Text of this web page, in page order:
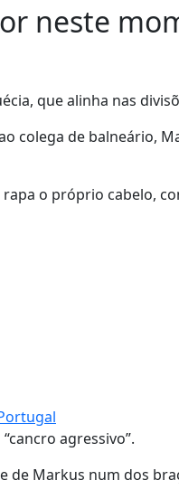
neste
que alinha nas
colega de balneário,
o próprio cabelo,
agressivo”.
de Markus num dos